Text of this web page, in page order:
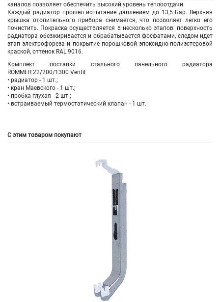
каналов позволяет обеспечить высокий уровень теплоотдачи.
Каждый радиатор прошел испытание давлением до 13,5 Бар. Верхняя
крышка отопительного прибора снимается, что позволяет легко его
почистить. Покраска осуществляется в несколько этапов: поверхность
радиатора обезжиривается и обрабатывается фосфатами, следом идет
этап электрофореза и покрытие порошковой эпоксидно-полиэстеровой
краской, оттенок RAL 9016.
Комплект поставки стального панельного радиатора
ROMMER 22/200/1300 Ventil:
• радиатор - 1 шт.;
• кран Маевского - 1 шт.;
• пробка глухая - 2 шт.;
• встраиваемый термостатический клапан - 1 шт.
С этим товаром покупают